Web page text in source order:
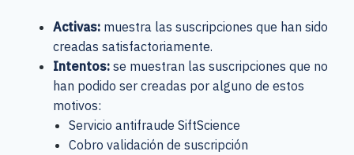
Activas:muestra las suscripciones que han sido
creadas satisfactoriamente.
Intentos:se muestran las suscripciones que no
han podido ser creadas por alguno de estos
motivos:
Servicio antifraude SiftScience
Cobro validación de suscripción